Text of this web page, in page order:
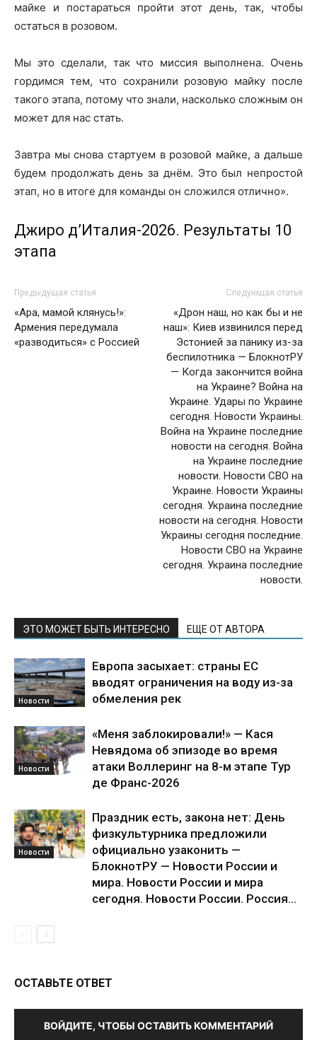
майке и постараться пройти этот день, так, чтобы
остаться в розовом.
Мы это сделали, так что миссия выполнена. Очень
гордимся тем, что сохранили розовую майку после
такого этапа, потому что знали, насколько сложным он
может для нас стать.
Завтра мы снова стартуем в розовой майке, а дальше
будем продолжать день за днём. Это был непростой
этап, но в итоге для команды он сложился отлично».
Джиро д’Италия-2026. Результаты 10
этапа
Предыдущая статья
«Ара, мамой клянусь!»:
Армения передумала
«разводиться» с Россией
Следующая статья
«Дрон наш, но как бы и не
наш»: Киев извинился перед
Эстонией за панику из-за
беспилотника — БлокнотРУ
— Когда закончится война
на Украине? Война на
Украине. Удары по Украине
сегодня. Новости Украины.
Война на Украине последние
новости на сегодня. Война
на Украине последние
новости. Новости СВО на
Украине. Новости Украины
сегодня. Украина последние
новости на сегодня. Новости
Украины сегодня последние.
Новости СВО на Украине
сегодня. Украина последние
новости.
ЭТО МОЖЕТ БЫТЬ ИНТЕРЕСНО ЕЩЕ ОТ АВТОРА
Новости
Европа засыхает: страны ЕС
вводят ограничения на воду из-за
обмеления рек
Новости
«Меня заблокировали!» — Кася
Невядома об эпизоде во время
атаки Воллеринг на 8-м этапе Тур
де Франс-2026
Новости
Праздник есть, закона нет: День
физкультурника предложили
официально узаконить —
БлокнотРУ — Новости России и
мира. Новости России и мира
сегодня. Новости России. Россия...
ОСТАВЬТЕ ОТВЕТ
ВОЙДИТЕ, ЧТОБЫ ОСТАВИТЬ КОММЕНТАРИЙ